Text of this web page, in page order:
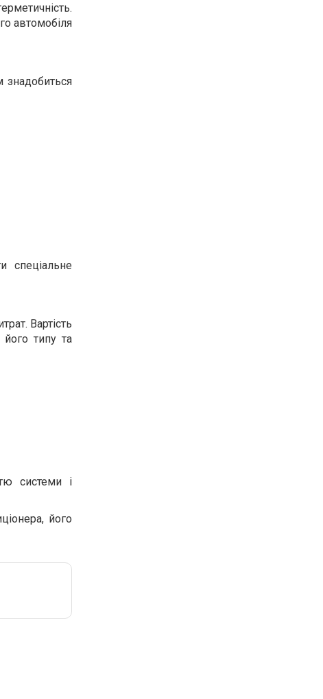
автомобіля
знадобиться
спеціальне
Вартість
його типу та
системи і
його